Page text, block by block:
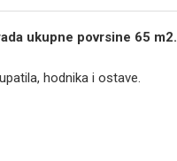
ukupne povrsine 65 m2.
hodnika i ostave.